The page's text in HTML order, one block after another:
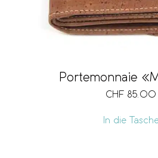
Portemonnaie
CHF 85.00
In die